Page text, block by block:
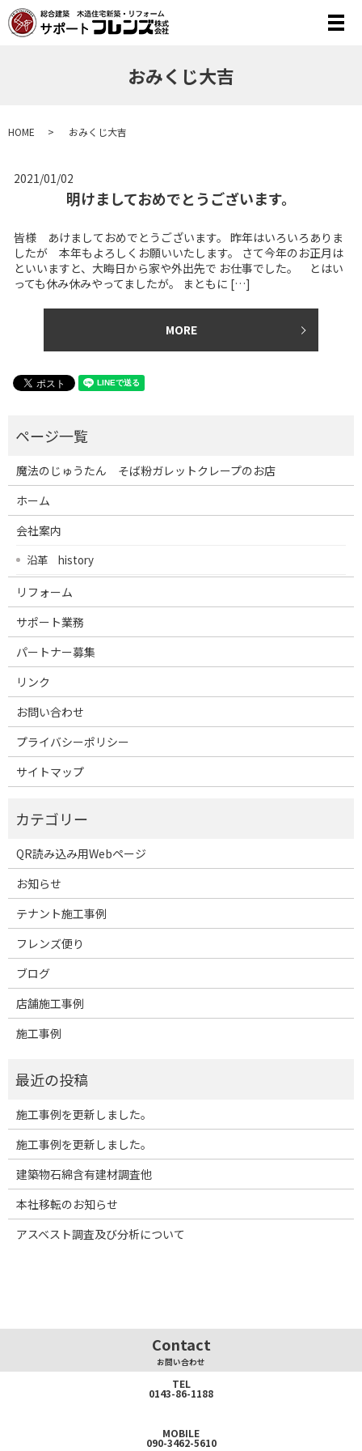
メ
おみくじ大吉
HOME おみくじ大吉
2021/01/02
明けましておめでとうございます。
皆様 あけましておめでとうございます。 昨年はいろいろありま
したが 本年もよろしくお願いいたします。 さて今年のお正月は
といいますと、大晦日から家や外出先で お仕事でした。 とはい
っても休み休みやってましたが。 まともに […]
MORE
魔法のじゅうたん そば粉ガレットクレープのお店
ホーム
会社案内
沿革 history
リフォーム
サポート業務
パートナー募集
リンク
お問い合わせ
プライバシーポリシー
サイトマップ
QR読み込み用Webページ
お知らせ
テナント施工事例
フレンズ便り
ブログ
店舗施工事例
施工事例
施工事例を更新しました。
施工事例を更新しました。
建築物石綿含有建材調査他
本社移転のお知らせ
アスベスト調査及び分析について
Contact
お問い合わせ
TEL
0143-86-1188
MOBILE
090-3462-5610